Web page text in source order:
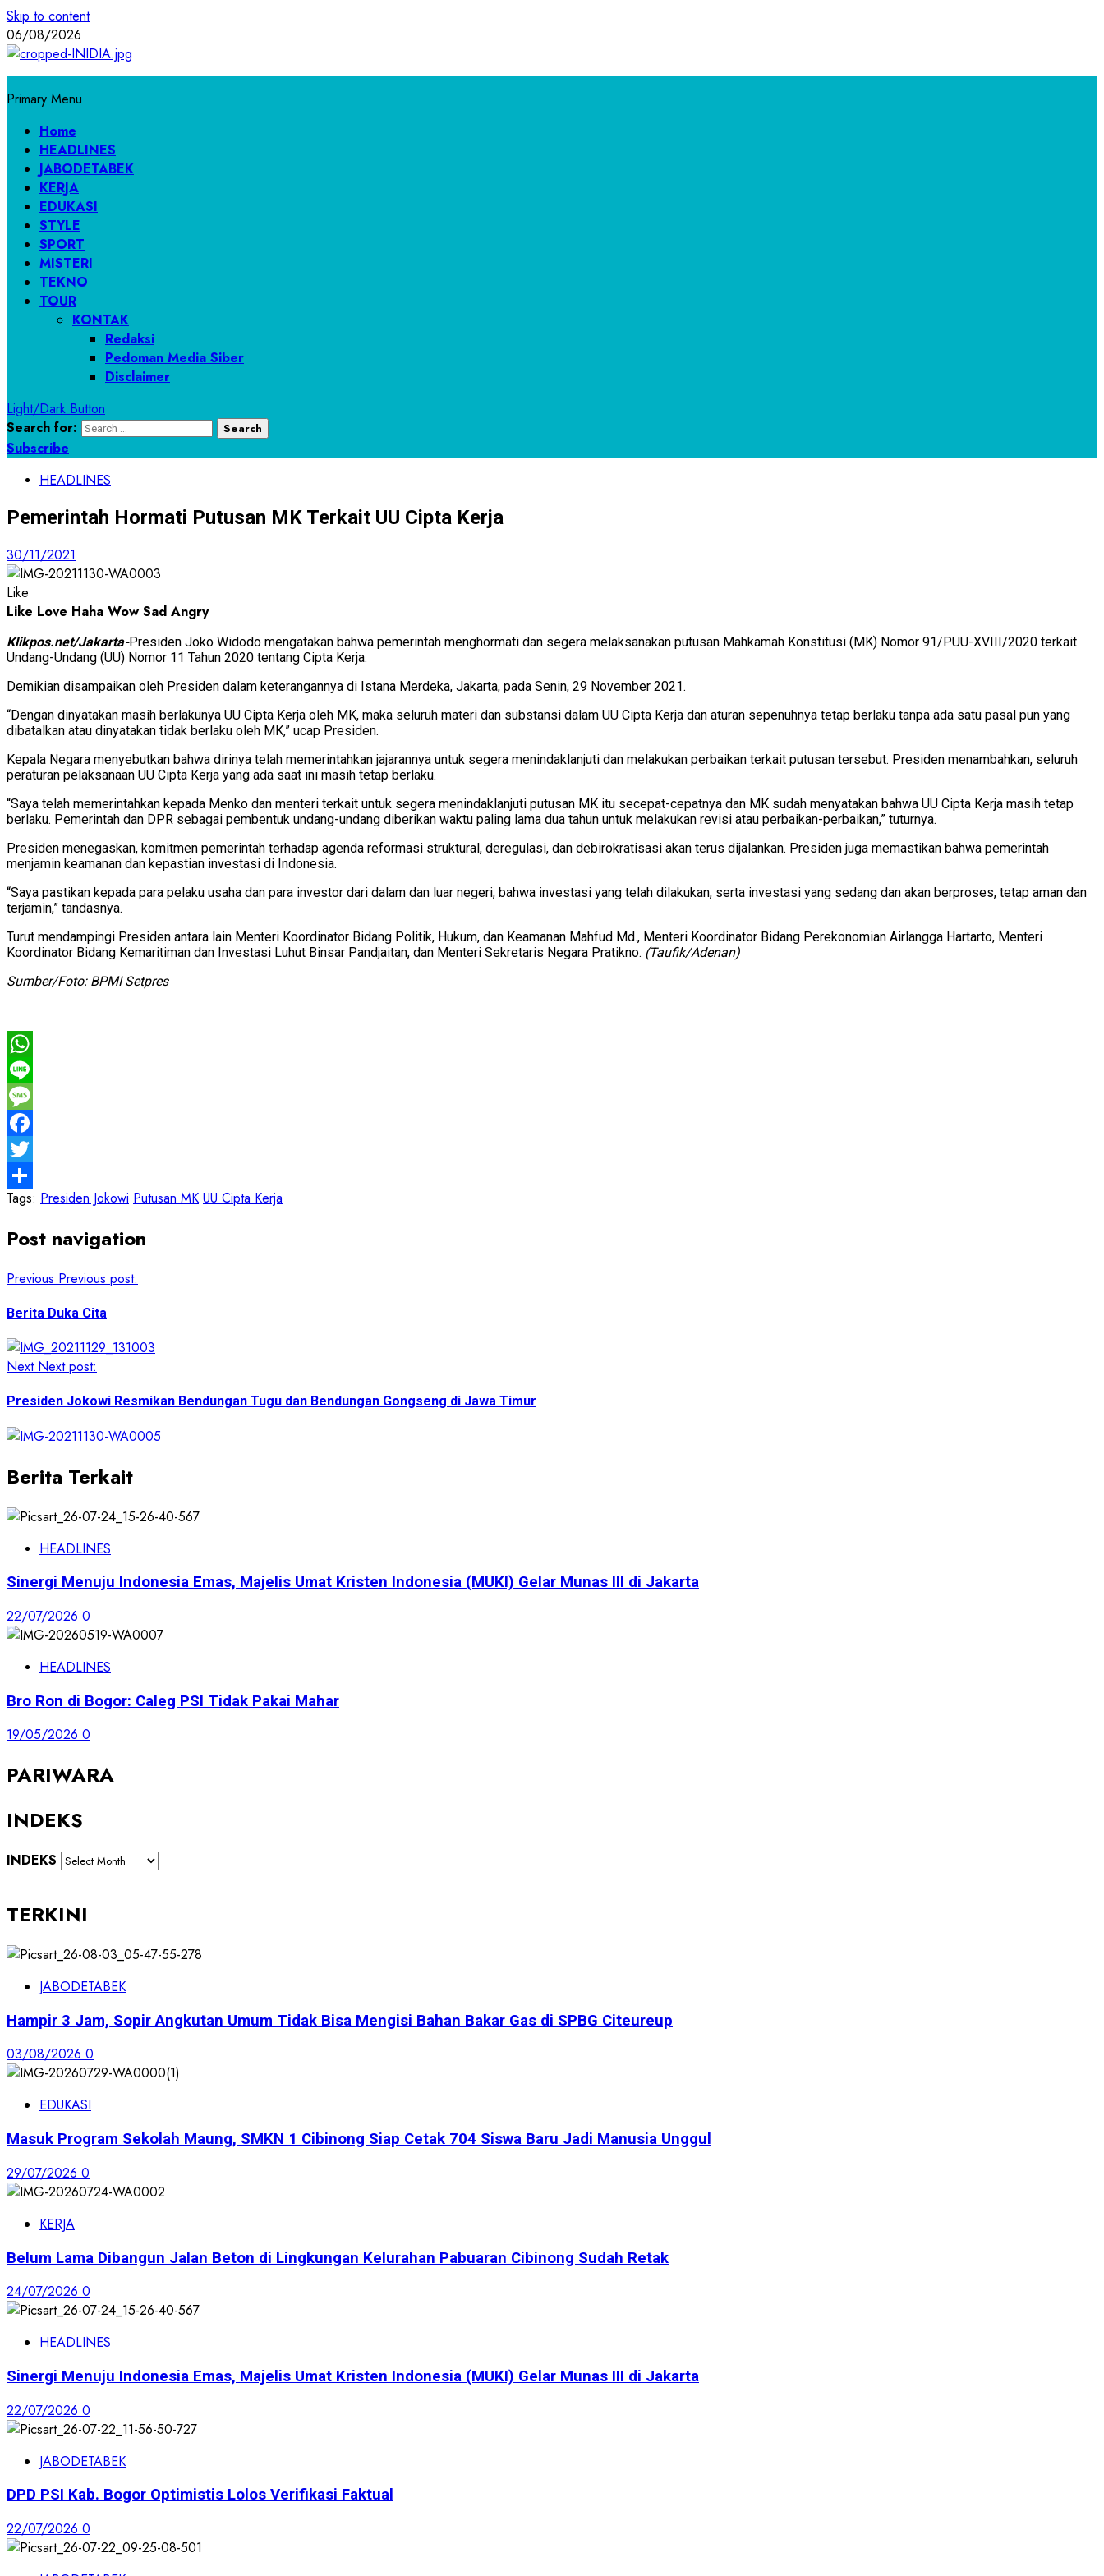
Skip to content
06/08/2026
Primary Menu
Home
HEADLINES
JABODETABEK
KERJA
EDUKASI
STYLE
SPORT
MISTERI
TEKNO
TOUR
KONTAK
Redaksi
Pedoman Media Siber
Disclaimer
Light/Dark Button
Search for:
Subscribe
HEADLINES
Pemerintah Hormati Putusan MK Terkait UU Cipta Kerja
30/11/2021
Like
Like Love Haha Wow Sad Angry
Klikpos.net/Jakarta-Presiden Joko Widodo mengatakan bahwa pemerintah menghormati dan segera melaksanakan putusan Mahkamah Konstitusi (MK) Nomor 91/PUU-XVIII/2020 terkait
Undang-Undang (UU) Nomor 11 Tahun 2020 tentang Cipta Kerja.
Demikian disampaikan oleh Presiden dalam keterangannya di Istana Merdeka, Jakarta, pada Senin, 29 November 2021.
“Dengan dinyatakan masih berlakunya UU Cipta Kerja oleh MK, maka seluruh materi dan substansi dalam UU Cipta Kerja dan aturan sepenuhnya tetap berlaku tanpa ada satu pasal pun yang
dibatalkan atau dinyatakan tidak berlaku oleh MK,” ucap Presiden.
Kepala Negara menyebutkan bahwa dirinya telah memerintahkan jajarannya untuk segera menindaklanjuti dan melakukan perbaikan terkait putusan tersebut. Presiden menambahkan, seluruh
peraturan pelaksanaan UU Cipta Kerja yang ada saat ini masih tetap berlaku.
“Saya telah memerintahkan kepada Menko dan menteri terkait untuk segera menindaklanjuti putusan MK itu secepat-cepatnya dan MK sudah menyatakan bahwa UU Cipta Kerja masih tetap
berlaku. Pemerintah dan DPR sebagai pembentuk undang-undang diberikan waktu paling lama dua tahun untuk melakukan revisi atau perbaikan-perbaikan,” tuturnya.
Presiden menegaskan, komitmen pemerintah terhadap agenda reformasi struktural, deregulasi, dan debirokratisasi akan terus dijalankan. Presiden juga memastikan bahwa pemerintah
menjamin keamanan dan kepastian investasi di Indonesia.
“Saya pastikan kepada para pelaku usaha dan para investor dari dalam dan luar negeri, bahwa investasi yang telah dilakukan, serta investasi yang sedang dan akan berproses, tetap aman dan
terjamin,” tandasnya.
Turut mendampingi Presiden antara lain Menteri Koordinator Bidang Politik, Hukum, dan Keamanan Mahfud Md., Menteri Koordinator Bidang Perekonomian Airlangga Hartarto, Menteri
Koordinator Bidang Kemaritiman dan Investasi Luhut Binsar Pandjaitan, dan Menteri Sekretaris Negara Pratikno. (Taufik/Adenan)
Sumber/Foto: BPMI Setpres
WhatsApp
Line
Message
Facebook
Twitter
Share
Tags: Presiden Jokowi Putusan MK UU Cipta Kerja
Post navigation
Previous Previous post:
Berita Duka Cita
Next Next post:
Presiden Jokowi Resmikan Bendungan Tugu dan Bendungan Gongseng di Jawa Timur
Berita Terkait
HEADLINES
Sinergi Menuju Indonesia Emas, Majelis Umat Kristen Indonesia (MUKI) Gelar Munas III di Jakarta
22/07/2026 0
HEADLINES
Bro Ron di Bogor: Caleg PSI Tidak Pakai Mahar
19/05/2026 0
PARIWARA
INDEKS
INDEKS
TERKINI
JABODETABEK
Hampir 3 Jam, Sopir Angkutan Umum Tidak Bisa Mengisi Bahan Bakar Gas di SPBG Citeureup
03/08/2026 0
EDUKASI
Masuk Program Sekolah Maung, SMKN 1 Cibinong Siap Cetak 704 Siswa Baru Jadi Manusia Unggul
29/07/2026 0
KERJA
Belum Lama Dibangun Jalan Beton di Lingkungan Kelurahan Pabuaran Cibinong Sudah Retak
24/07/2026 0
HEADLINES
Sinergi Menuju Indonesia Emas, Majelis Umat Kristen Indonesia (MUKI) Gelar Munas III di Jakarta
22/07/2026 0
JABODETABEK
DPD PSI Kab. Bogor Optimistis Lolos Verifikasi Faktual
22/07/2026 0